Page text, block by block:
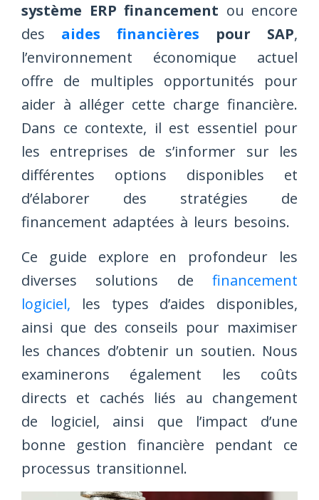
système ERP financement ou encore
des
aides financières pour SAP,
l’environnement économique actuel
offre de multiples opportunités pour
aider à alléger cette charge financière.
Dans ce contexte, il est essentiel pour
les entreprises de s’informer sur les
différentes options disponibles et
d’élaborer des stratégies de
financement adaptées à leurs besoins.
Ce guide explore en profondeur les
diverses solutions de financement
logiciel, les types d’aides disponibles,
ainsi que des conseils pour maximiser
les chances d’obtenir un soutien. Nous
examinerons également les coûts
directs et cachés liés au changement
de logiciel, ainsi que l’impact d’une
bonne gestion financière pendant ce
processus transitionnel.